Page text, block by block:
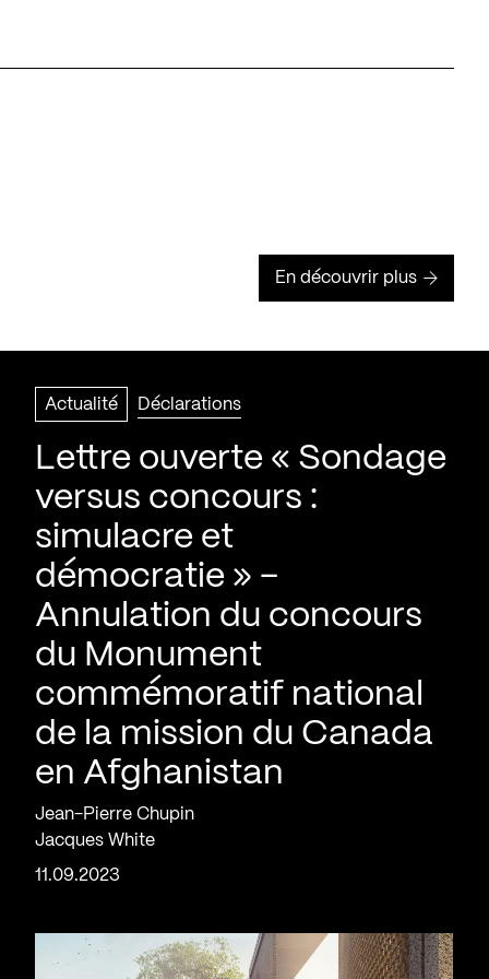
En découvrir plus
Actualité Déclarations
Lettre ouverte « Sondage
versus concours :
simulacre et
démocratie » –
Annulation du concours
du Monument
commémoratif national
de la mission du Canada
en Afghanistan
Jean-Pierre Chupin
Jacques White
11.09.2023